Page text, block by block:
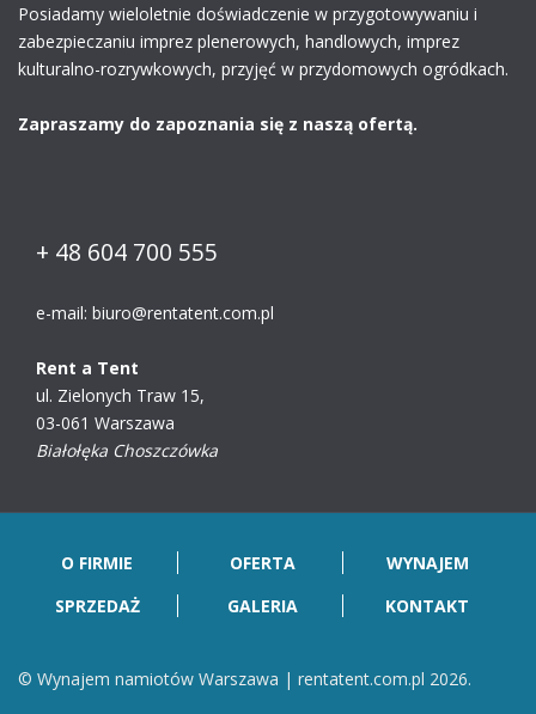
Posiadamy wieloletnie doświadczenie w przygotowywaniu i
zabezpieczaniu imprez plenerowych, handlowych, imprez
kulturalno-rozrywkowych, przyjęć w przydomowych ogródkach.
Zapraszamy do zapoznania się z naszą ofertą.
+ 48 604 700 555
e-mail: biuro@rentatent.com.pl
Rent a Tent
ul. Zielonych Traw 15,
03-061 Warszawa
Białołęka Choszczówka
O FIRMIE OFERTA
WYNAJEM
SPRZEDAŻ
GALERIA KONTAKT
© Wynajem namiotów Warszawa | rentatent.com.pl 2026.